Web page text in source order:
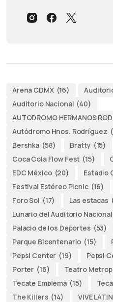
Arena CDMX (16)
Auditorio Nacional (40)
AUTODROMO HERMANOS
Autódromo Hnos. Rodríguez
Bershka (58) Bratty (15)
Coca Cola Flow Fest (15)
EDC México (20) Estadio
Festival Estéreo Picnic (16)
Foro Sol (17) Las estacas
Lunario del Auditorio Nacional
Palacio de los Deportes (53)
Parque Bicentenario (15)
Pepsi Center (19) Pepsi
Porter (16) Teatro
Tecate Emblema (15)
The Killers (14) VIVE